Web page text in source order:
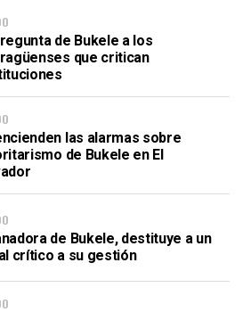
de Bukele a los
que critican
las alarmas sobre
de Bukele en El
de Bukele, destituye a un
crítico a su gestión